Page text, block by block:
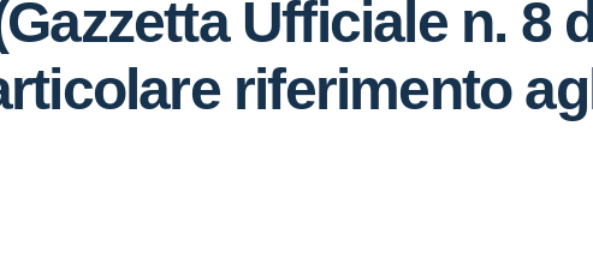
Ufficiale n. 8
riferimento